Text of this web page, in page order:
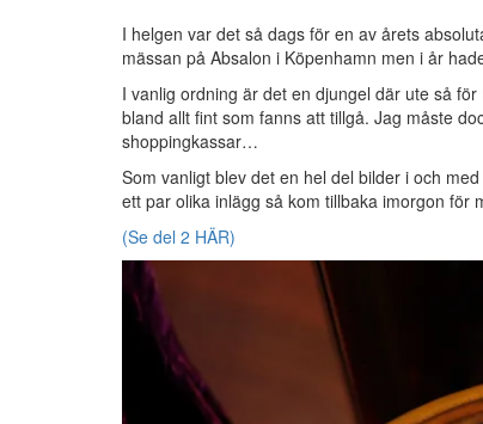
I helgen var det så dags för en av årets
mässan på Absalon i Köpenhamn men i år
I vanlig ordning är det en djungel där ute så
bland allt fint som fanns att tillgå. Jag måste
shoppingkassar…
Som vanligt blev det en hel del bilder i och
ett par olika inlägg så kom tillbaka imorgon för
(Se del 2 HÄR)